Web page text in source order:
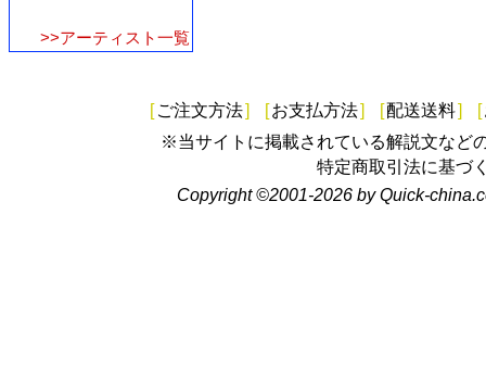
>>アーティスト一覧
[ ご注文方法] [お支払方法] [配送送料] [
※当サイトに掲載されている解説文など
特定商取引法に基づ
Copyright ©2001-2026 by Quick-